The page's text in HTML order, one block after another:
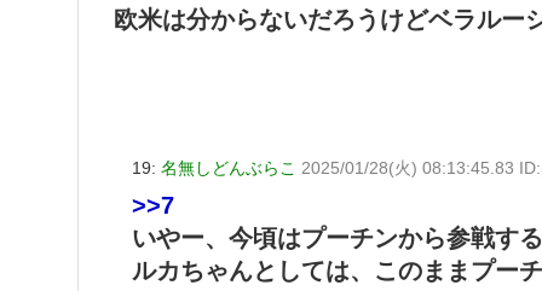
欧米は分からないだろうけどベラルー
19: 名無しどんぶらこ 2025/01/28(火) 08:13:45.83
>>7
いやー、今頃はプーチンから参戦す
ルカちゃんとしては、このままプー